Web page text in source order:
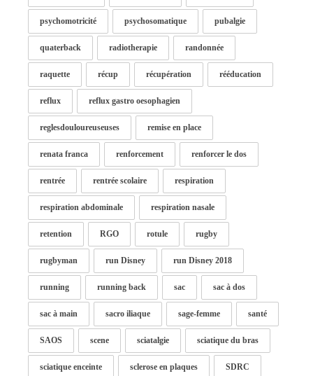
psychomotricité psychosomatique pubalgie
quaterback radiotherapie randonnée
raquette récup récupération rééducation
reflux reflux gastro oesophagien
reglesdouloureuseuses remise en place
renata franca renforcement renforcer le dos
rentrée rentrée scolaire respiration
respiration abdominale respiration nasale
retention RGO rotule rugby
rugbyman run Disney run Disney 2018
running running back sac sac à dos
sac à main sacro iliaque sage-femme santé
SAOS scene sciatalgie sciatique du bras
sciatique enceinte sclerose en plaques SDRC